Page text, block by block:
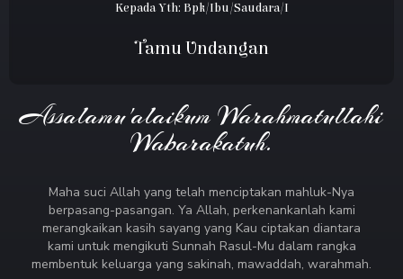
Kepada Yth: Bpk/Ibu/Saudara/i
Tamu Undangan
Assalamu'alaikum Warahmatullahi
Wabarakatuh.
Maha suci Allah yang telah menciptakan mahluk-Nya
berpasang-pasangan. Ya Allah, perkenankanlah kami
merangkaikan kasih sayang yang Kau ciptakan diantara
kami untuk mengikuti Sunnah Rasul-Mu dalam rangka
membentuk keluarga yang sakinah, mawaddah, warahmah.